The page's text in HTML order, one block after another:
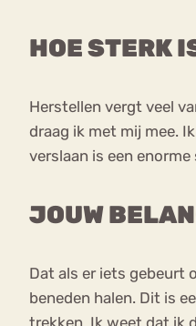
HOE STERK
Herstellen vergt veel
draag ik met mij mee.
verslaan is een
JOUW
Dat als er iets gebeurt
beneden halen. Dit is
trekken. Ik weet dat ik